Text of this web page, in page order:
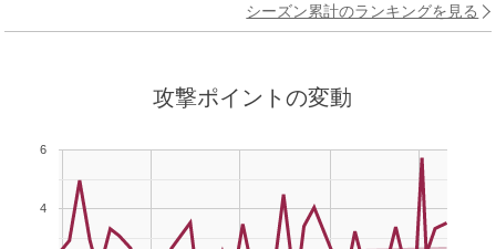
シーズン累計のランキングを見る
攻撃ポイントの変動
4
6